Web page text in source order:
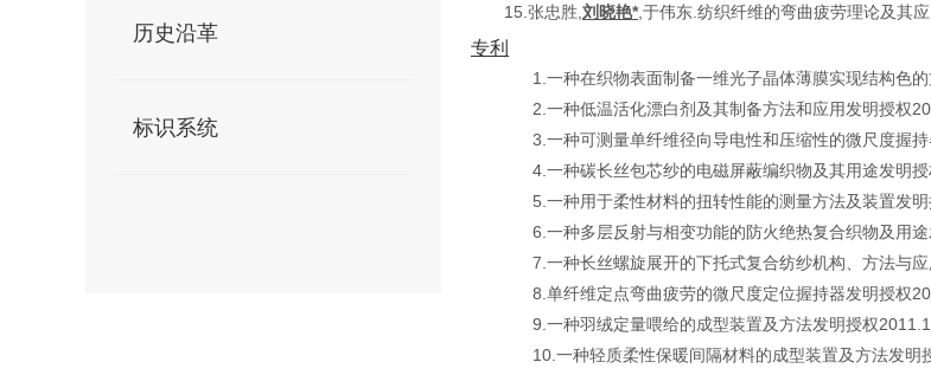
历史沿革
标识系统
15. 张忠胜 刘晓艳*,于伟东 纺织纤维的弯曲疲劳理论及其
专利
1. 一种在织物表面制备一维光子晶体薄膜实现结构色
2. 一种低温活化漂白剂及其制备方法和应用发明授权
3. 一种可测量单纤维径向导电性和压缩性的微尺度握持
4. 一种碳长丝包芯纱的电磁屏蔽编织物及其用途发明
5. 一种用于柔性材料的扭转性能的测量方法及装置发
6. 一种多层反射与相变功能的防火绝热复合织物及用途
7. 一种长丝螺旋展开的下托式复合纺纱机构、方法与应
8. 单纤维定点弯曲疲劳的微尺度定位握持器发明授权
9. 一种羽绒定量喂给的成型装置及方法发明授权
10. 一种轻质柔性保暖间隔材料的成型装置及方法发明